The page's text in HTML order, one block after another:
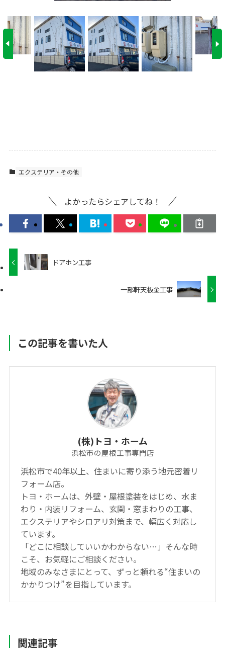
エクステリア・その他
よかったらシェアしてね！
ドアホン工事
一部軒天板金工事
この記事を書いた人
(株)トヨ・ホーム
浜松市の屋根工事専門店
浜松市で40年以上、住まいに寄り添う地元密着リ
フォーム店。
トヨ・ホームは、外壁・屋根塗装をはじめ、水ま
わり・内装リフォーム、玄関・窓まわりの工事、
エクステリアやシロアリ対策まで、幅広く対応し
ています。
「どこに相談していいかわからない…」そんな時
こそ、お気軽にご相談ください。
地域のみなさまにとって、ずっと頼れる“住まいの
かかりつけ”を目指しています。
関連記事